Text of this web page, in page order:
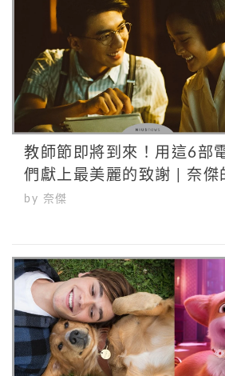
教師節即將到來！用這6部
們獻上最美麗的致謝 | 奈傑
by 奈傑